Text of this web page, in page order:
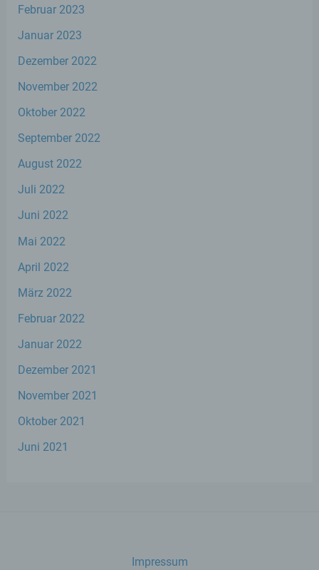
Februar 2023
Januar 2023
Dezember 2022
November 2022
Oktober 2022
September 2022
August 2022
Juli 2022
Juni 2022
Mai 2022
April 2022
März 2022
Februar 2022
Januar 2022
Dezember 2021
November 2021
Oktober 2021
Juni 2021
Impressum
Verarbeitung personenbezogener Daten,
personenbezogenen Daten verwendet
Aspekte, die sich auf eine natürliche Person
Aspekte bezüglich Arbeitsleistung,
persönlicher Vorlieben, Interessen,
oder Ortswechsel dieser natürlichen Person
zu analysieren oder vorherzusagen.
auf welche die personenbezogenen Daten
Informationen nicht mehr einer spezifischen
können, sofern diese zusätzlichen
werden und technischen und
die gewährleisten, dass die
personenbezogenen Daten nicht einer
identifizierten oder identifizierbaren
natürlichen Person zugewiesen werden.
gemeinsam mit anderen über die Zwecke